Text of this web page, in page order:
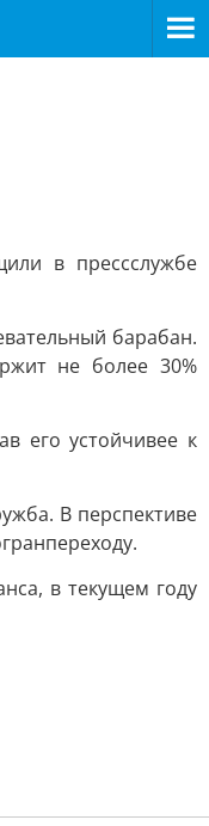
в прессслужбе
барабан.
не более 30%
его устойчивее к
В перспективе
в текущем году